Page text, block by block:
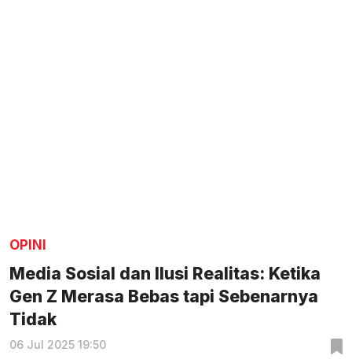
OPINI
Media Sosial dan Ilusi Realitas: Ketika
Gen Z Merasa Bebas tapi Sebenarnya
Tidak
06 Jul 2025 19:50